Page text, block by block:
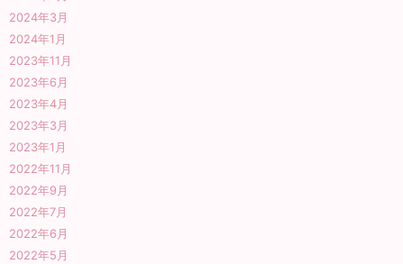
2024年3月
2024年1月
2023年11月
2023年6月
2023年4月
2023年3月
2023年1月
2022年11月
2022年9月
2022年7月
2022年6月
2022年5月